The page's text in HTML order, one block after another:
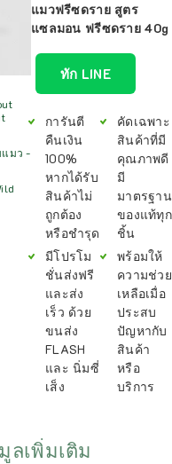
แมว -
แมวฟรีซดราย สูตร
แซลมอน ฟรีซดราย 40g
ทัก LINE
การันตี
คืนเงิน
100%
หากได้รับ
สินค้าไม่
ถูกต้อง
หรือชำรุด
มีโปรโม
ชั่นส่งฟรี
และส่ง
เร็ว ด้วย
ขนส่ง
FLASH
และ นิ่มซี่
เส็ง
คัดเฉพาะ
สินค้าที่มี
คุณภาพดี
มี
มาตรฐาน
ของแท้ทุก
ชิ้น
พร้อมให้
ความช่วย
เหลือเมื่อ
ประสบ
ปัญหากับ
สินค้า
หรือ
บริการ
ลเพิ่มเติม